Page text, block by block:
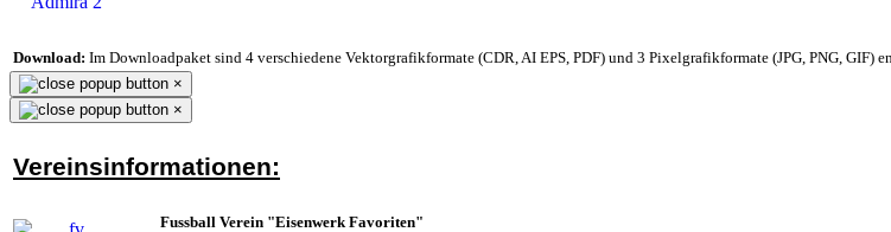
Download: Im Downloadpaket sind 4 verschiedene Vektorgrafikformate (CDR, AI EPS, PDF) und 3 Pixelgrafikformate (JPG, PNG, GIF)
×
×
Vereinsinformationen:
Fussball Verein "Eisenwerk Favoriten"